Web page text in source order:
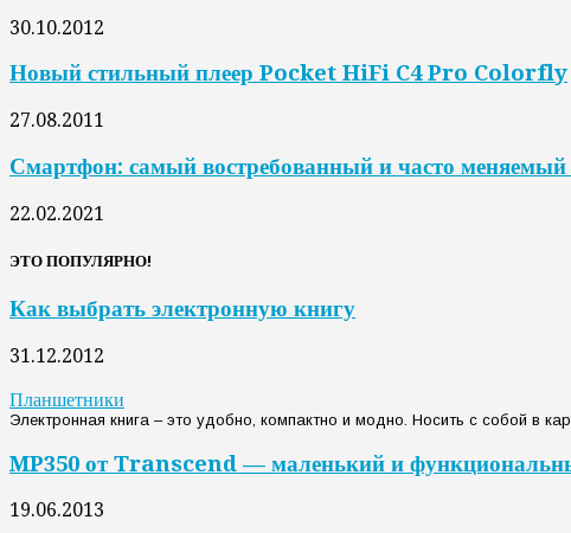
30.10.2012
Новый стильный плеер Pocket HiFi C4 Pro Colorfly
27.08.2011
Смартфон: самый востребованный и часто меняемый
22.02.2021
ЭТО ПОПУЛЯРНО!
Как выбрать электронную книгу
31.12.2012
Планшетники
Электронная книга – это удобно, компактно и модно. Носить с собой в
MP350 от Transcend — маленький и
19.06.2013